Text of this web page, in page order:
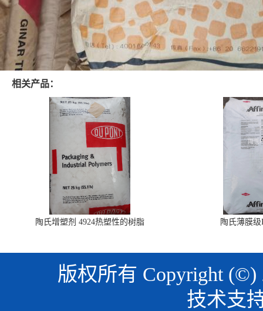
相关产品：
陶氏增塑剂 4924热塑性的树脂 陶氏薄膜级
版权所有 Copyright
技术支